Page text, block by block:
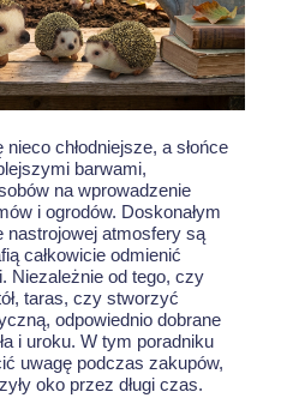
chłodniejsze, a słońce
barwami,
na wprowadzenie
i ogrodów. Doskonałym
nastrojowej atmosfery są
całkowicie odmienić
Niezależnie od tego, czy
taras, czy stworzyć
odpowiednio dobrane
i uroku. W tym poradniku
uwagę podczas zakupów,
oko przez długi czas.